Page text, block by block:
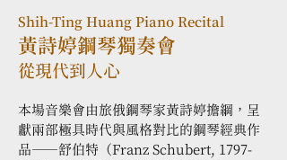
Shih-Ting Huang Piano Recital
黃詩婷鋼琴獨奏會
從現代到人心
本場音樂會由旅俄鋼琴家黃詩婷擔綱，呈
獻兩部極具時代與風格對比的鋼琴經典作
品——舒伯特（Franz Schubert, 1797-